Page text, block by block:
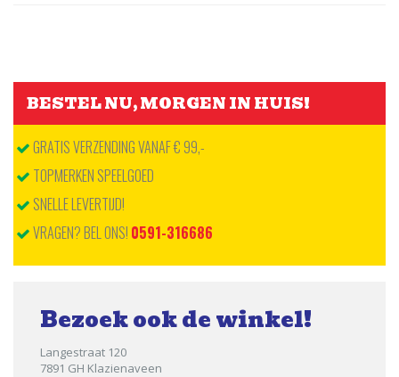
BESTEL NU, MORGEN IN HUIS!
GRATIS VERZENDING VANAF € 99,-
TOPMERKEN SPEELGOED
SNELLE LEVERTIJD!
VRAGEN? BEL ONS! 0591-316686
Bezoek ook de winkel!
Langestraat 120
7891 GH Klazienaveen